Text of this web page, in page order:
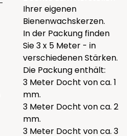
Ihrer eigenen
Bienenwachskerzen.
In der Packung finden
Sie 3 x 5 Meter - in
verschiedenen Stärken.
Die Packung enthält:
3 Meter Docht von ca. 1
mm.
3 Meter Docht von ca. 2
mm.
3 Meter Docht von ca. 3